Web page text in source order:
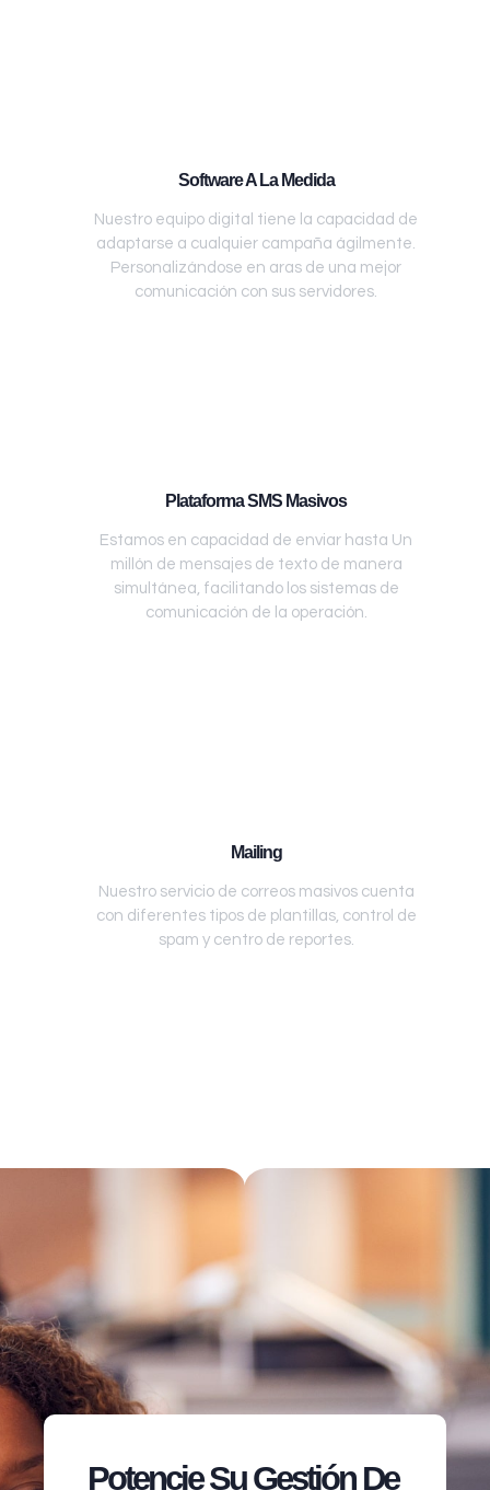
Software A La Medida
Nuestro equipo digital tiene la capacidad de
adaptarse a cualquier campaña ágilmente.
Personalizándose en aras de una mejor
comunicación con sus servidores.
Plataforma SMS Masivos
Estamos en capacidad de enviar hasta Un
millón de mensajes de texto de manera
simultánea, facilitando los sistemas de
comunicación de la operación.
Mailing
Nuestro servicio de correos masivos cuenta
con diferentes tipos de plantillas, control de
spam y centro de reportes.
Potencie Su Gestión De